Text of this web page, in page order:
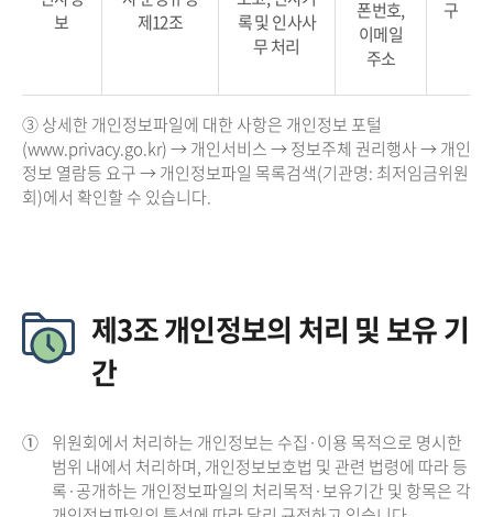
보
제12조
록 및 인사사
무 처리
폰번호,
이메일
주소
구
③ 상세한 개인정보파일에 대한 사항은 개인정보 포털
(www.privacy.go.kr) → 개인서비스 → 정보주체 권리행사 → 개인
정보 열람등 요구 → 개인정보파일 목록검색(기관명: 최저임금위원
회)에서 확인할 수 있습니다.
제3조 개인정보의 처리 및 보유 기
간
① 위원회에서 처리하는 개인정보는 수집·이용 목적으로 명시한
범위 내에서 처리하며, 개인정보보호법 및 관련 법령에 따라 등
록·공개하는 개인정보파일의 처리목적·보유기간 및 항목은 각